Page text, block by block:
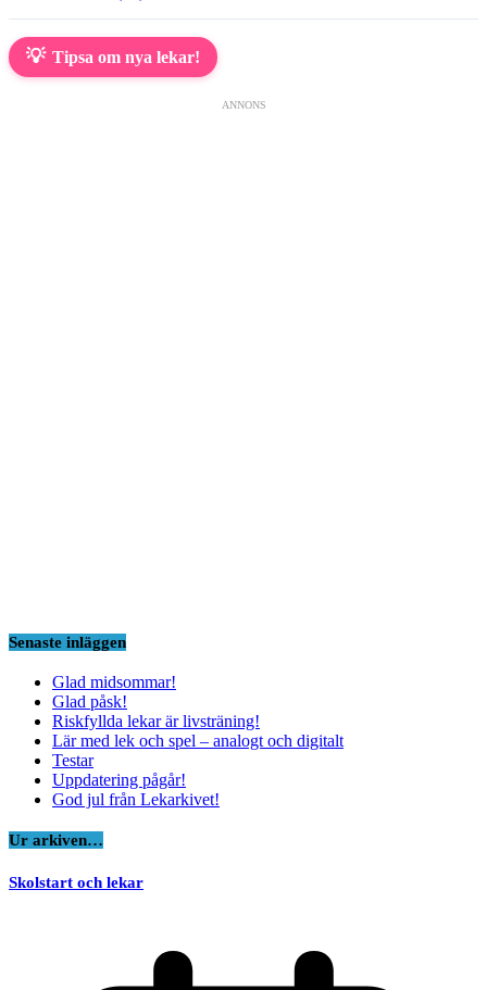
💡 Tipsa om nya lekar!
ANNONS
Senaste inläggen
Glad midsommar!
Glad påsk!
Riskfyllda lekar är livsträning!
Lär med lek och spel – analogt och digitalt
Testar
Uppdatering pågår!
God jul från Lekarkivet!
Ur arkiven…
Skolstart och lekar